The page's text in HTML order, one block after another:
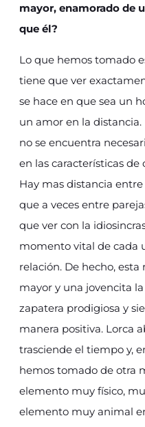
mayor, enamorado de
que él?
Lo que hemos tomado
tiene que ver
se hace en que sea un
un amor en la distancia.
no se encuentra
en las características de
Hay mas distancia
que a veces entre
que ver con la
momento vital de cada
relación. De hecho,
mayor y una jovencita
zapatera prodigiosa y
manera positiva. Lorca
trasciende el tiempo y,
hemos tomado de otra
elemento muy físico,
elemento muy animal